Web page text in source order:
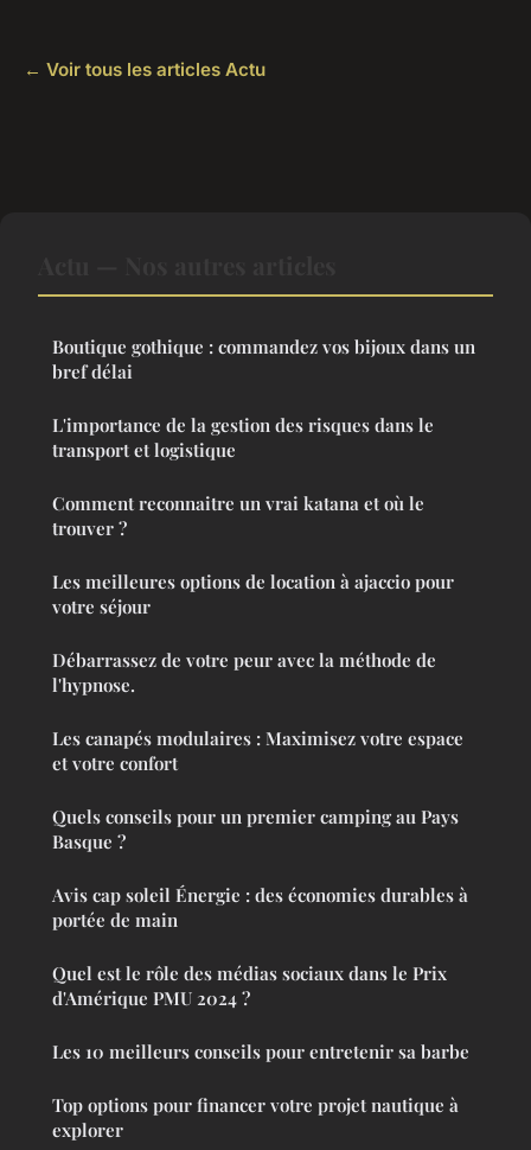
← Voir tous les articles Actu
Boutique gothique : commandez vos bijoux dans un
bref délai
L'importance de la gestion des risques dans le
transport et logistique
Comment reconnaitre un vrai katana et où le
trouver ?
Les meilleures options de location à ajaccio pour
votre séjour
Débarrassez de votre peur avec la méthode de
l'hypnose.
Les canapés modulaires : Maximisez votre espace
et votre confort
Quels conseils pour un premier camping au Pays
Basque ?
Avis cap soleil Énergie : des économies durables à
portée de main
Quel est le rôle des médias sociaux dans le Prix
d'Amérique PMU 2024 ?
Les 10 meilleurs conseils pour entretenir sa barbe
Top options pour financer votre projet nautique à
explorer